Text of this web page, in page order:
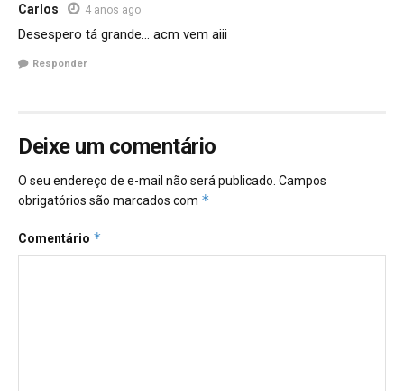
Carlos 4 anos ago
Desespero tá grande… acm vem aiii
Responder
Deixe um comentário
O seu endereço de e-mail não será publicado. Campos
obrigatórios são marcados com *
Comentário *